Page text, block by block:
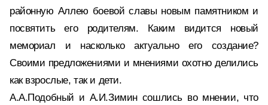
районную Аллею боевой славы новым памятником и
посвятить его родителям. Каким видится новый
мемориал и насколько актуально его создание?
Своими предложениями и мнениями охотно делились
как взрослые, так и дети.
А.А.Подобный и А.И.Зимин сошлись во мнении, что